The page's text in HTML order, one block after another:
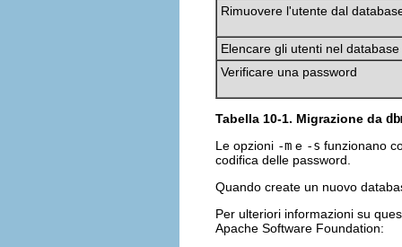
Rimuovere l'utente dal
Elencare gli utenti nel database
Verificare una password
Tabella 10-1. Migrazione da
Le opzioni -m e -s funzionano
codifica delle password.
Quando create un nuovo
Per ulteriori informazioni su
Apache Software Foundation: